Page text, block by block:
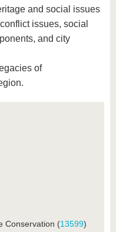
and social issues
issues, social
and city
of
Conservation (13599)